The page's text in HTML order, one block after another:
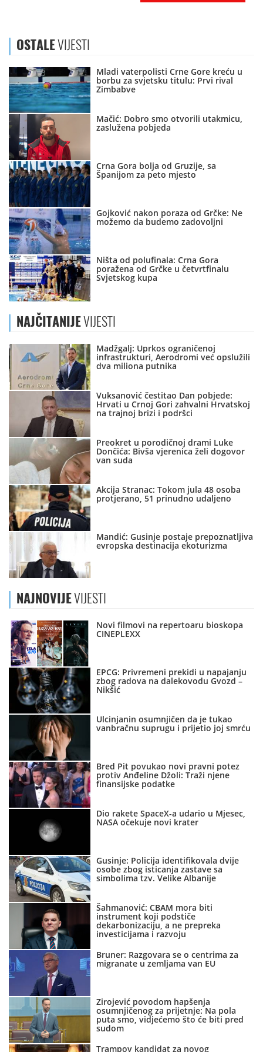
OSTALEVIJESTI
Mladi vaterpolisti Crne Gore kreću u
borbu za svjetsku titulu: Prvi rival
Zimbabve
Mačić: Dobro smo otvorili utakmicu,
zaslužena pobjeda
Crna Gora bolja od Gruzije, sa
Španijom za peto mjesto
Gojković nakon poraza od Grčke: Ne
možemo da budemo zadovoljni
Ništa od polufinala: Crna Gora
poražena od Grčke u četvrtfinalu
Svjetskog kupa
NAJČITANIJEVIJESTI
Madžgalj: Uprkos ograničenoj
infrastrukturi, Aerodromi već opslužili
dva miliona putnika
Vuksanović čestitao Dan pobjede:
Hrvati u Crnoj Gori zahvalni Hrvatskoj
na trajnoj brizi i podršci
Preokret u porodičnoj drami Luke
Dončića: Bivša vjerenica želi dogovor
van suda
Akcija Stranac: Tokom jula 48 osoba
protjerano, 51 prinudno udaljeno
Mandić: Gusinje postaje prepoznatljiva
evropska destinacija ekoturizma
NAJNOVIJEVIJESTI
Novi filmovi na repertoaru bioskopa
CINEPLEXX
EPCG: Privremeni prekidi u napajanju
zbog radova na dalekovodu Gvozd –
Nikšić
Ulcinjanin osumnjičen da je tukao
vanbračnu suprugu i prijetio joj smrću
Bred Pit povukao novi pravni potez
protiv Anđeline Džoli: Traži njene
finansijske podatke
Dio rakete SpaceX-a udario u Mjesec,
NASA očekuje novi krater
Gusinje: Policija identifikovala dvije
osobe zbog isticanja zastave sa
simbolima tzv. Velike Albanije
Šahmanović: CBAM mora biti
instrument koji podstiče
dekarbonizaciju, a ne prepreka
investicijama i razvoju
Bruner: Razgovara se o centrima za
migranate u zemljama van EU
Zirojević povodom hapšenja
osumnjičenog za prijetnje: Na pola
puta smo, vidjećemo što će biti pred
sudom
Trampov kandidat za novog